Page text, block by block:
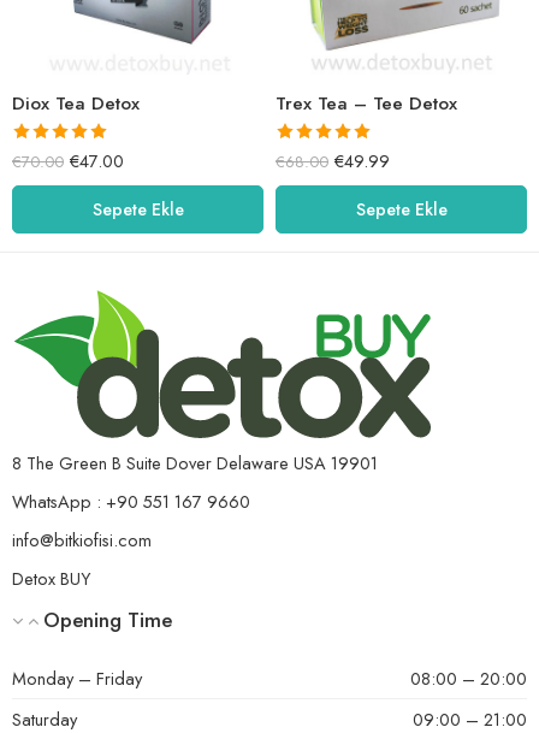
Diox Tea Detox
5 üzerinden
5.00oy aldı
€70.00 €47.00
Sepete Ekle
Trex Tea – Tee Detox
5 üzerinden
5.00oy aldı
€68.00 €49.99
Sepete Ekle
8 The Green B Suite Dover Delaware USA 19901
WhatsApp : +90 551 167 9660
info@bitkiofisi.com
Detox BUY
Opening Time
Monday – Friday
08:00 – 20:00
Saturday
09:00 – 21:00